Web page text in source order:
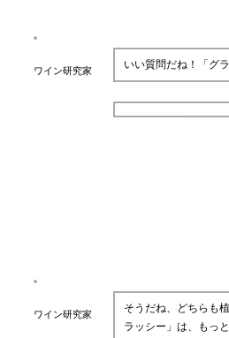
ワイン研究家 いい質問だね！「グ
ワイン研究家
そうだね、どちらも
ラッシー」は、もっ